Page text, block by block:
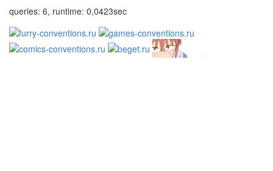
queries: 6, runtime: 0,0423sec